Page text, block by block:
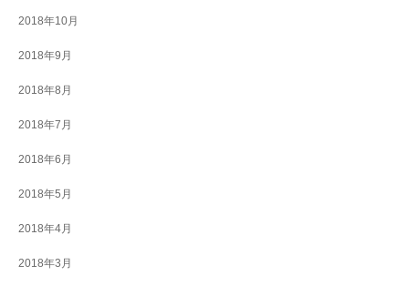
2018年10月
2018年9月
2018年8月
2018年7月
2018年6月
2018年5月
2018年4月
2018年3月